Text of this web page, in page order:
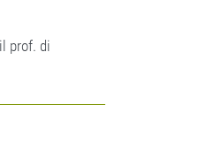
prof. di